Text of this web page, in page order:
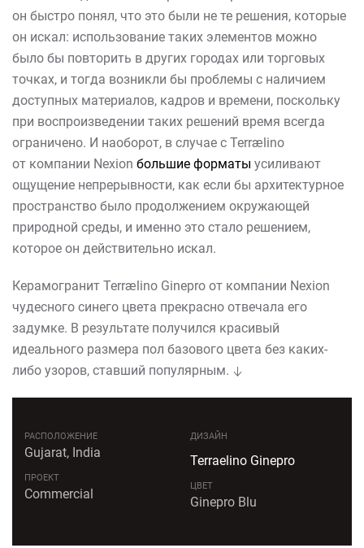
он быстро понял, что это были не те решения, которые
он искал: использование таких элементов можно
было бы повторить в других городах или торговых
точках, и тогда возникли бы проблемы с наличием
доступных материалов, кадров и времени, поскольку
при воспроизведении таких решений время всегда
ограничено. И наоборот, в случае с Terrælino
от компании Nexion большие форматы усиливают
ощущение непрерывности, как если бы архитектурное
пространство было продолжением окружающей
природной среды, и именно это стало решением,
которое он действительно искал.
Керамогранит Terrælino Ginepro от компании Nexion
чудесного синего цвета прекрасно отвечала его
задумке. В результате получился красивый
идеального размера пол базового цвета без каких-
либо узоров, ставший популярным.
РАСПОЛОЖЕНИЕ
Gujarat, India
ПРОЕКТ
Commercial
ДИЗАЙН
Terraelino Ginepro
ЦВЕТ
Ginepro Blu